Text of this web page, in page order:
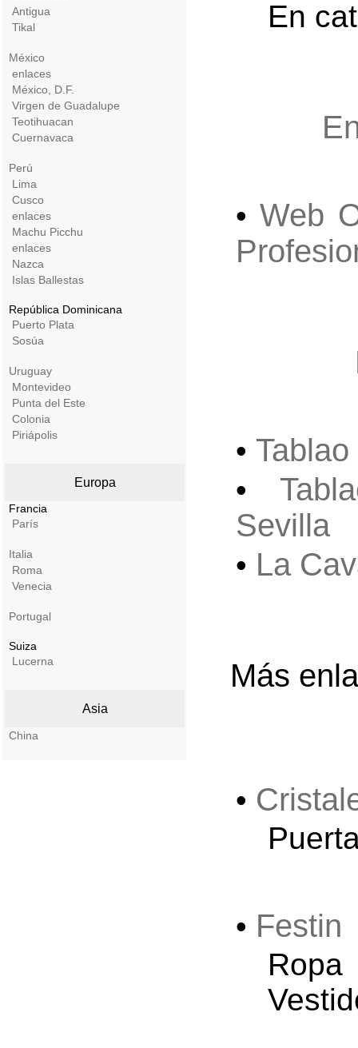
Antigua
Tikal
México
enlaces
México, D.F.
Virgen de Guadalupe
Teotihuacan
Cuernavaca
Perú
Lima
Cusco
enlaces
Machu Picchu
enlaces
Nazca
Islas Ballestas
República Dominicana
Puerto Plata
Sosúa
Uruguay
Montevideo
Punta del Este
Colonia
Piriápolis
Europa
Francia
París
Italia
Roma
Venecia
Portugal
Suiza
Lucerna
Asia
China
En
•Web
•
•
Sevilla
• La
Más
•
• Festin